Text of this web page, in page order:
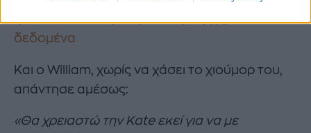
δεδομένα
Και ο William, χωρίς να χάσει το χιούμορ του,
απάντησε αμέσως:
«Θα χρειαστώ την Kate εκεί για να με